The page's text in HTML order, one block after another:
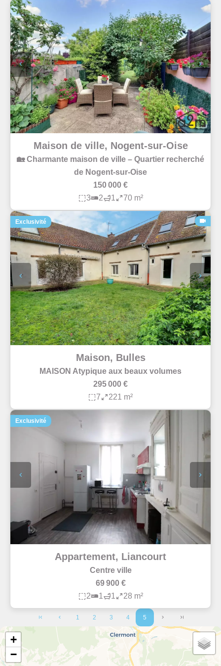
Maison de ville, Nogent-sur-Oise
🏡 Charmante maison de ville – Quartier recherché
de Nogent-sur-Oise
150 000 €
3
2 1 70 m²
Exclusivité
Maison, Bulles
MAISON Atypique aux beaux volumes
295 000 €
7
221 m²
Exclusivité
Appartement, Liancourt
Centre ville
69 900 €
2
1 1 28 m²
1 2 3 4 5
+
−